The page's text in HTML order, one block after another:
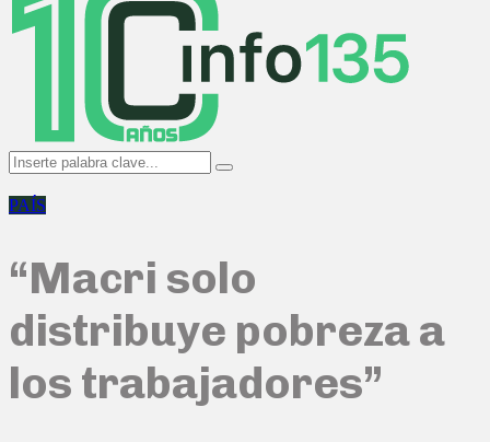
Search
for:
Search
PAÍS
“Macri solo
distribuye pobreza a
los trabajadores”